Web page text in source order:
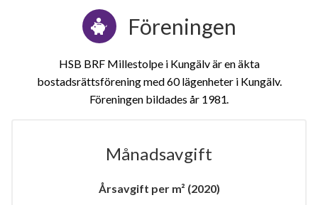
Föreningen
HSB BRF Millestolpe i Kungälv är en äkta
bostadsrättsförening med 60 lägenheter i Kungälv.
Föreningen bildades år 1981
Månadsavgift
Årsavgift per m² (2020)